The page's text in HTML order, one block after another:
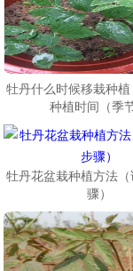
牡丹什么时候移栽种
种植时间（季节
牡丹花盆栽种植方法
骤）